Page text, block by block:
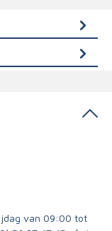
van 09:00 tot